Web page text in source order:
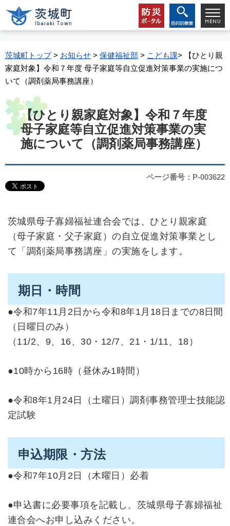
茨城町トップ> お知らせ > 保健福祉部 > こども課> 【ひとり親
家庭対象】令和７年度 母子家庭等自立促進対策事業の実施につ
いて（調剤薬局事務講座）
【ひとり親家庭対象】令和７年度
母子家庭等自立促進対策事業の実
施について（調剤薬局事務講座）
ページ番号：P-003622
茨城県母子寡婦福祉連合会では、ひとり親家庭
（母子家庭・父子家庭）の自立促進対策事業とし
て「調剤薬局事務講座」の実施をします。
期日・時間
●令和7年11月2日から令和8年1月18日までの8日間
（日曜日のみ）
（11/2、9、16、30・12/7、21・1/11、18）
●10時から16時（昼休み1時間）
●令和8年1月24日（土曜日）調剤事務管理士技能認
定試験
申込期限・方法
●令和7年10月2日（木曜日）必着
●申込書に必要事項を記載し、茨城県母子寡婦福祉
連合会へお申し込みください。